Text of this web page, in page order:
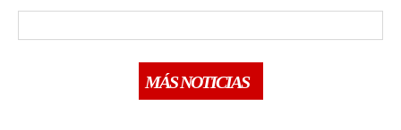
MÁS NOTICIAS